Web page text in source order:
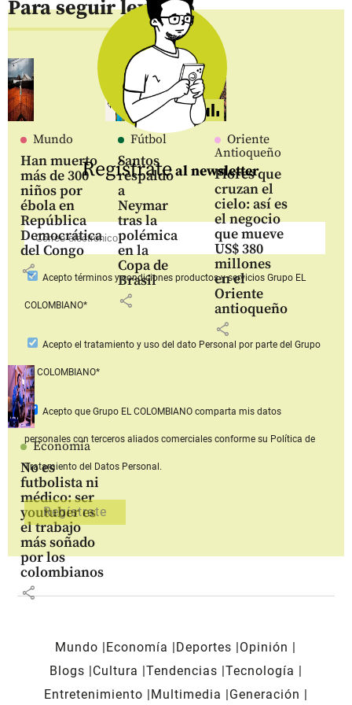
Para seguir leyendo
Mundo
Han muerto
más de 300
niños por
ébola en
República
Democrática
del Congo
share
Fútbol
Santos
respaldó
a
Neymar
tras la
polémica
en la
Copa de
Brasil
share
Oriente
Antioqueño
Flores que
cruzan el
cielo: así es
el negocio
que mueve
US$ 380
millones
en el
Oriente
antioqueño
share
Economía
No es
futbolista ni
médico: ser
youtuber es
el trabajo
más soñado
por los
colombianos
share
Regístrateal newsletter
Aceptotérminos y condiciones productos y serviciosGrupo EL
COLOMBIANO*
Acepto el tratamiento y uso del dato Personal por parte del Grupo
EL COLOMBIANO*
Acepto que Grupo EL COLOMBIANOcomparta mis datos
personales con terceros aliados comerciales conforme su Política de
Tratamiento del Datos Personal.
Mundo Economía Deportes
Opinión
Blogs
Cultura Tendencias Tecnología
Entretenimiento
Multimedia Generación